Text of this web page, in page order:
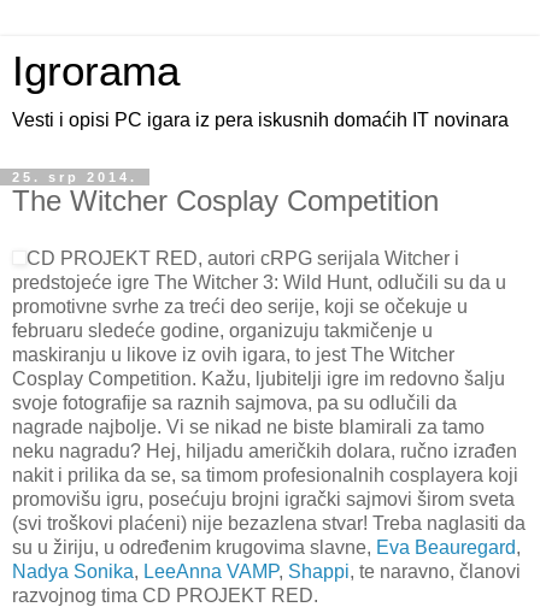
Igrorama
Vesti i opisi PC igara iz pera iskusnih domaćih IT novinara
25. srp 2014.
The Witcher Cosplay Competition
CD PROJEKT RED, autori cRPG serijala Witcher i
predstojeće igre The Witcher 3: Wild Hunt, odlučili su da u
promotivne svrhe za treći deo serije, koji se očekuje u
februaru sledeće godine, organizuju takmičenje u
maskiranju u likove iz ovih igara, to jest The Witcher
Cosplay Competition. Kažu, ljubitelji igre im redovno šalju
svoje fotografije sa raznih sajmova, pa su odlučili da
nagrade najbolje. Vi se nikad ne biste blamirali za tamo
neku nagradu? Hej, hiljadu američkih dolara, ručno izrađen
nakit i prilika da se, sa timom profesionalnih cosplayera koji
promovišu igru, posećuju brojni igrački sajmovi širom sveta
(svi troškovi plaćeni) nije bezazlena stvar! Treba naglasiti da
su u žiriju, u određenim krugovima slavne, Eva Beauregard,
Nadya Sonika, LeeAnna VAMP, Shappi, te naravno, članovi
razvojnog tima CD PROJEKT RED.